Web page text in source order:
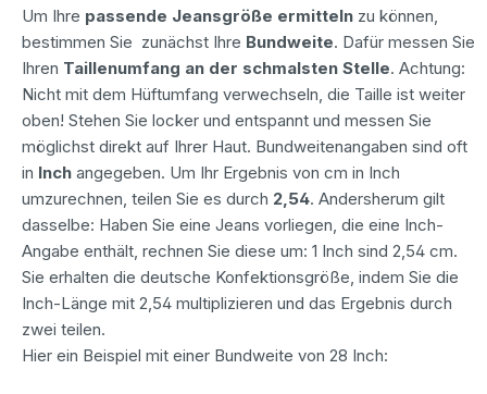
Um Ihre passende Jeansgröße ermitteln zu können,
bestimmen Sie zunächst Ihre Bundweite. Dafür messen Sie
Ihren Taillenumfang an der schmalsten Stelle. Achtung:
Nicht mit dem Hüftumfang verwechseln, die Taille ist weiter
oben! Stehen Sie locker und entspannt und messen Sie
möglichst direkt auf Ihrer Haut. Bundweitenangaben sind oft
in Inch angegeben. Um Ihr Ergebnis von cm in Inch
umzurechnen, teilen Sie es durch 2,54. Andersherum gilt
dasselbe: Haben Sie eine Jeans vorliegen, die eine Inch-
Angabe enthält, rechnen Sie diese um: 1 Inch sind 2,54 cm.
Sie erhalten die deutsche Konfektionsgröße, indem Sie die
Inch-Länge mit 2,54 multiplizieren und das Ergebnis durch
zwei teilen.
Hier ein Beispiel mit einer Bundweite von 28 Inch: